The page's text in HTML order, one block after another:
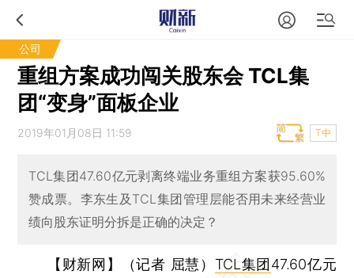
公司
重组方案成功闯关股东会 TCL集
团“变身”面板企业
2019年01月08日 11:59 T中
TCL集团47.60亿元剥离终端业务重组方案获95.60%
赞成票。李东生及TCL集团管理层能否用未来经营业
绩向股东证明分拆是正确的决定？
【财新网】（记者 屈慧） TCL集团 47.60亿元